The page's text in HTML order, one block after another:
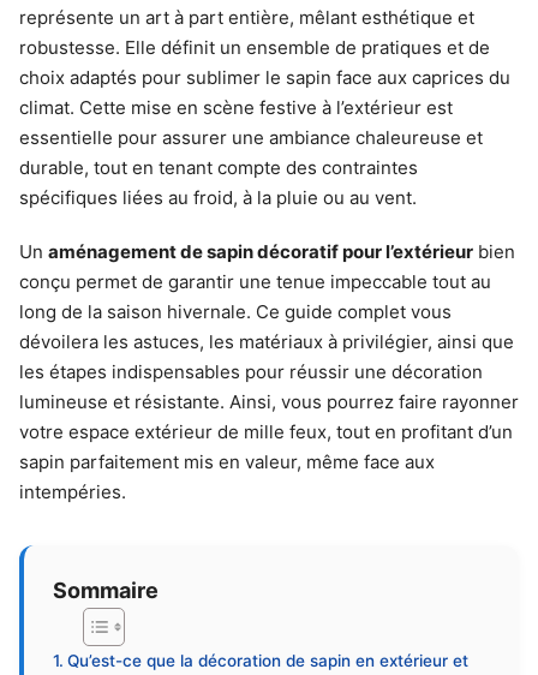
représente un art à part entière, mêlant esthétique et
robustesse. Elle définit un ensemble de pratiques et de
choix adaptés pour sublimer le sapin face aux caprices du
climat. Cette mise en scène festive à l’extérieur est
essentielle pour assurer une ambiance chaleureuse et
durable, tout en tenant compte des contraintes
spécifiques liées au froid, à la pluie ou au vent.
Un aménagement de sapin décoratif pour l’extérieur bien
conçu permet de garantir une tenue impeccable tout au
long de la saison hivernale. Ce guide complet vous
dévoilera les astuces, les matériaux à privilégier, ainsi que
les étapes indispensables pour réussir une décoration
lumineuse et résistante. Ainsi, vous pourrez faire rayonner
votre espace extérieur de mille feux, tout en profitant d’un
sapin parfaitement mis en valeur, même face aux
intempéries.
Sommaire
Qu’est-ce que la décoration de sapin en extérieur et